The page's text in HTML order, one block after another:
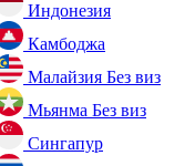
Индонезия
Камбоджа
Малайзия Без виз
Мьянма Без виз
Сингапур